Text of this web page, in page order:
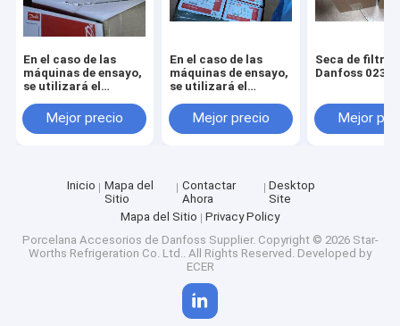
En el caso de las
máquinas de ensayo,
se utilizará el
la máquina de
ensayo.
Mejor precio
En el caso de las
máquinas de ensayo,
se utilizará el
las máquinas de
ensayo.
Mejor precio
Seca de filtros
Danfoss
Mejor
Inicio
Mapa del
Sitio
Contactar
Ahora
Desktop
Site
Mapa del Sitio
Privacy Policy
Porcelana Accesorios de Danfoss Supplier. Copyright © 2026 Star-
Worths Refrigeration Co. Ltd.. All Rights Reserved. Developed by
ECER